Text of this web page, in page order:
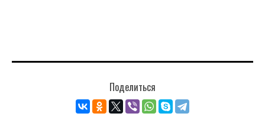
Поделиться